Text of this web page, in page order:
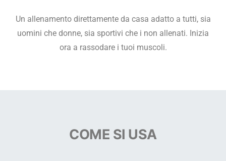
Un allenamento direttamente da casa adatto a tutti, sia
uomini che donne, sia sportivi che i non allenati. Inizia
ora a rassodare i tuoi muscoli.
COME SI USA